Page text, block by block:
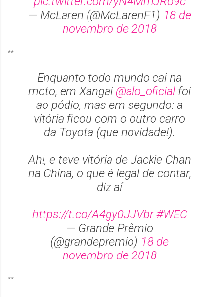
— McLaren (@McLarenF1) 18 de
novembro de 2018
**
Enquanto todo mundo cai na
moto, em Xangai @alo_oficialfoi
ao pódio, mas em segundo: a
vitória ficou com o outro carro
da Toyota (que novidade!).
Ah!, e teve vitória de Jackie Chan
na China, o que é legal de contar,
diz aí
https://t.co/A4gy0JJVbr #WEC
— Grande Prêmio
(@grandepremio) 18 de
novembro de 2018
**